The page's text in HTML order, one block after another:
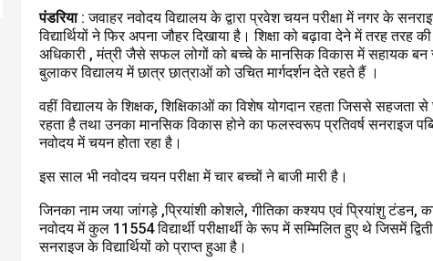
पंडरिया: जवाहर नवोदय विद्यालय के द्वारा प्रवेश चयन परीक्षा में नगर के
विद्यार्थियों ने फिर अपना जौहर दिखाया है। शिक्षा को बढ़ावा देने में तरह तरह की
अधिकारी , मंत्री जैसे सफल लोगों को बच्चे के मानसिक विकास में सहायक
बुलाकर विद्यालय में छात्र छात्राओं को उचित मार्गदर्शन देते रहते हैं ।
वहीं विद्यालय के शिक्षक, शिक्षिकाओं का विशेष योगदान रहता जिससे सहजता
रहता है तथा उनका मानसिक विकास होने का फलस्वरूप प्रतिवर्ष सनराइज
नवोदय में चयन होता रहा है।
इस साल भी नवोदय चयन परीक्षा में चार बच्चों ने बाजी मारी है।
जिनका नाम जया जांगड़े ,प्रियांशी कोशले, गीतिका कश्यप एवं प्रियांशु टंडन,
नवोदय में कुल 11554 विद्यार्थी परीक्षार्थी के रूप में सम्मिलित हुए थे जिसमें
सनराइज के विद्यार्थियों को प्राप्त हुआ है।